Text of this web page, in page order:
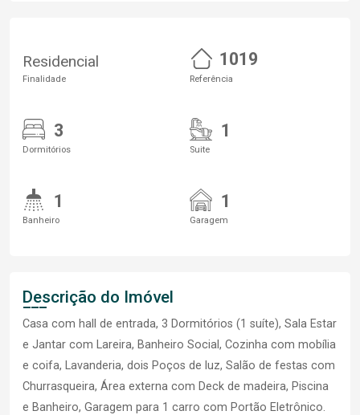
Residencial
Finalidade
1019
Referência
3
Dormitórios
1
Suite
1
Banheiro
1
Garagem
Descrição do Imóvel
Casa com hall de entrada, 3 Dormitórios (1 suíte), Sala Estar
e Jantar com Lareira, Banheiro Social, Cozinha com mobília
e coifa, Lavanderia, dois Poços de luz, Salão de festas com
Churrasqueira, Área externa com Deck de madeira, Piscina
e Banheiro, Garagem para 1 carro com Portão Eletrônico.